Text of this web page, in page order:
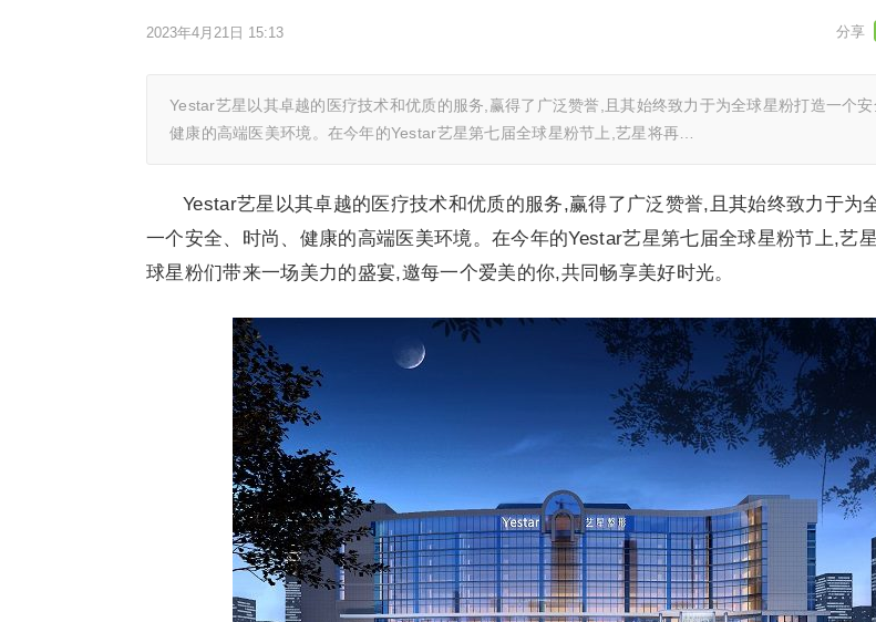
2023年4月21日 15:13
Yestar艺星以其卓越的医疗技术和优质的服务,赢得了广泛赞誉,且其始终致力于为全球星粉打造一个安
健康的高端医美环境。在今年的Yestar艺星第七届全球星粉节上,艺星将再…
Yestar艺星以其卓越的医疗技术和优质的服务,赢得了广泛赞誉,且其始终致力于为
一个安全、时尚、健康的高端医美环境。在今年的Yestar艺星第七届全球星粉节上,艺
球星粉们带来一场美力的盛宴,邀每一个爱美的你,共同畅享美好时光。